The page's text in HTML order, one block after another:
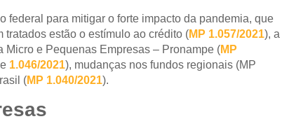
federal para mitigar o forte impacto da pandemia, que
estão o estímulo ao crédito (MP 1.057/2021), a
Micro e Pequenas Empresas – Pronampe (MP
e 1.046/2021), mudanças nos fundos regionais (MP
(MP 1.040/2021).